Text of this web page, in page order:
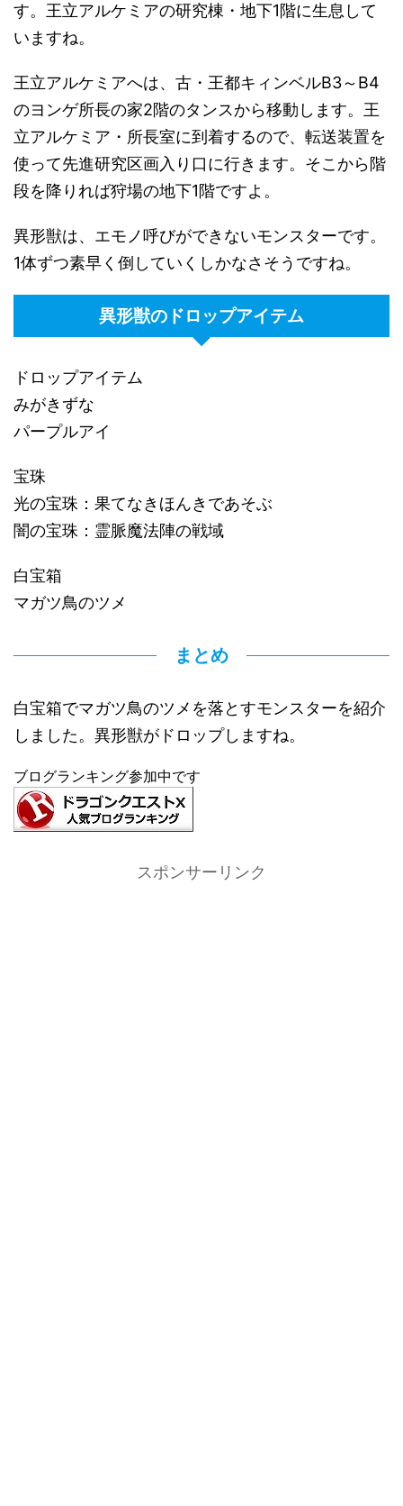
す。王立アルケミアの研究棟・地下1階に生息して
いますね。
王立アルケミアへは、古・王都キィンベルB3～B4
のヨンゲ所長の家2階のタンスから移動します。王
立アルケミア・所長室に到着するので、転送装置を
使って先進研究区画入り口に行きます。そこから階
段を降りれば狩場の地下1階ですよ。
異形獣は、エモノ呼びができないモンスターです。
1体ずつ素早く倒していくしかなさそうですね。
異形獣のドロップアイテム
ドロップアイテム
みがきずな
パープルアイ
宝珠
光の宝珠：果てなきほんきであそぶ
闇の宝珠：霊脈魔法陣の戦域
白宝箱
マガツ鳥のツメ
まとめ
白宝箱でマガツ鳥のツメを落とすモンスターを紹介
しました。異形獣がドロップしますね。
ブログランキング参加中です
スポンサーリンク